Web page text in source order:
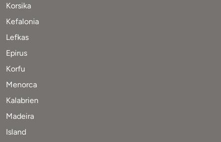
Korsika
Kefalonia
Lefkas
Epirus
Korfu
Menorca
Kalabrien
Madeira
Island